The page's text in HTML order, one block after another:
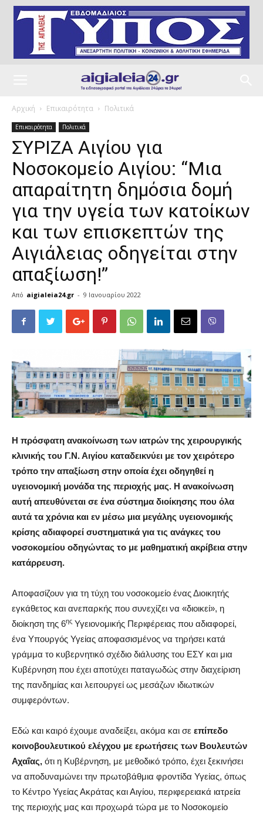
Αρχική Επικαιρότητα Πολιτικά
Επικαιρότητα Πολιτικά
ΣΥΡΙΖΑ Αιγίου για
Νοσοκομείο Αιγίου: “Μια
απαραίτητη δημόσια δομή
για την υγεία των κατοίκων
και των επισκεπτών της
Αιγιάλειας οδηγείται στην
απαξίωση!”
Από aigialeia24.gr - 9 Ιανουαρίου 2022
Η πρόσφατη ανακοίνωση των ιατρών της χειρουργικής
κλινικής του Γ.Ν. Αιγίου καταδεικνύει με τον χειρότερο
τρόπο την απαξίωση στην οποία έχει οδηγηθεί η
υγειονομική μονάδα της περιοχής μας. Η ανακοίνωση
αυτή απευθύνεται σε ένα σύστημα διοίκησης που όλα
αυτά τα χρόνια και εν μέσω μια μεγάλης υγειονομικής
κρίσης αδιαφορεί συστηματικά για τις ανάγκες του
νοσοκομείου οδηγώντας το με μαθηματική ακρίβεια στην
κατάρρευση.
Αποφασίζουν για τη τύχη του νοσοκομείο ένας Διοικητής
εγκάθετος και ανεπαρκής που συνεχίζει να «διοικεί», η
διοίκηση της 6ης Υγειονομικής Περιφέρειας που αδιαφορεί,
ένα Υπουργός Υγείας αποφασισμένος να τηρήσει κατά
γράμμα το κυβερνητικό σχέδιο διάλυσης του ΕΣΥ και μια
Κυβέρνηση που έχει αποτύχει παταγωδώς στην διαχείριση
της πανδημίας και λειτουργεί ως μεσάζων ιδιωτικών
συμφερόντων.
Εδώ και καιρό έχουμε αναδείξει, ακόμα και σε επίπεδο
κοινοβουλευτικού ελέγχου με ερωτήσεις των Βουλευτών
Αχαΐας, ότι η Κυβέρνηση, με μεθοδικό τρόπο, έχει ξεκινήσει
να αποδυναμώνει την πρωτοβάθμια φροντίδα Υγείας, όπως
το Κέντρο Υγείας Ακράτας και Αιγίου, περιφερειακά ιατρεία
της περιοχής μας και προχωρά τώρα με το Νοσοκομείο